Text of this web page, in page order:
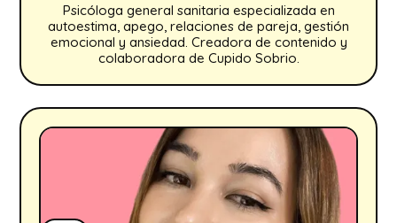
Psicóloga general sanitaria especializada en
autoestima, apego, relaciones de pareja, gestión
emocional y ansiedad. Creadora de contenido y
colaboradora de Cupido Sobrio.